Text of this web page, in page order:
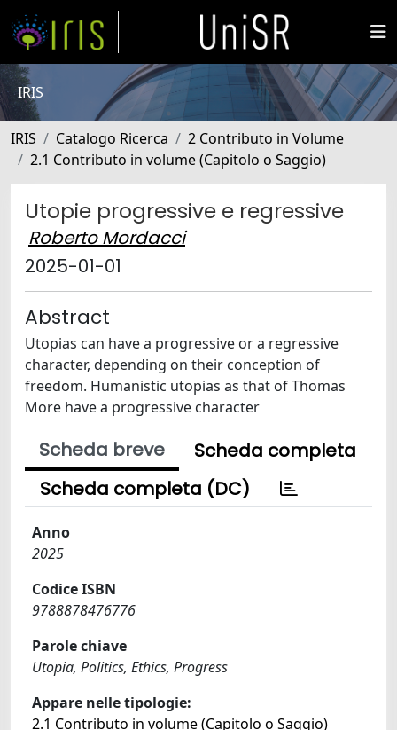
IRIS
IRIS Catalogo Ricerca
2 Contributo in Volume
2.1 Contributo in volume (Capitolo o Saggio)
Utopie progressive e regressive
Roberto Mordacci
2025-01-01
Abstract
Utopias can have a progressive or a regressive
character, depending on their conception of
freedom. Humanistic utopias as that of Thomas
More have a progressive character
Scheda breve
Scheda completa
Scheda completa (DC)
Anno
2025
Codice ISBN
9788878476776
Parole chiave
Utopia, Politics, Ethics, Progress
Appare nelle tipologie:
2.1 Contributo in volume (Capitolo o Saggio)